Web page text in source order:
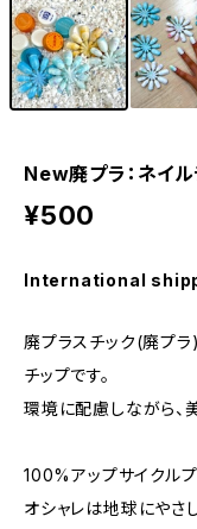
New廃プラ：ネイ
¥500
International
廃プラスチック(廃プラ
チップです。
環境に配慮しながら、
100%アップサイクルプ
オシャレは地球にやさ